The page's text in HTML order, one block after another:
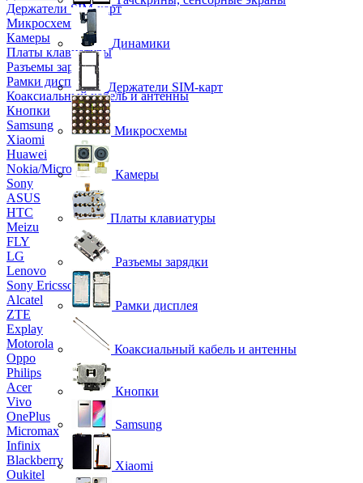
Держатели SIM-карт
Микросхемы
Камеры
Платы клавиатуры
Разъемы зарядки
Рамки дисплея
Коаксиальный кабель и антенны
Кнопки
Samsung
Xiaomi
Huawei
Nokia/Microsoft
Sony
ASUS
HTC
Meizu
FLY
LG
Lenovo
Sony Ericsson
Alcatel
ZTE
Explay
Motorola
Oppo
Philips
Acer
Vivo
OnePlus
Micromax
Infinix
Blackberry
Oukitel
Динамики
Держатели SIM-карт
Микросхемы
Камеры
Платы клавиатуры
Разъемы зарядки
Рамки дисплея
Коаксиальный кабель и антенны
Кнопки
Samsung
Xiaomi